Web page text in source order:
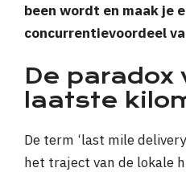
been wordt en maak je
concurrentievoordeel
De paradox
laatste
De term ‘last mile
het traject van de lokale